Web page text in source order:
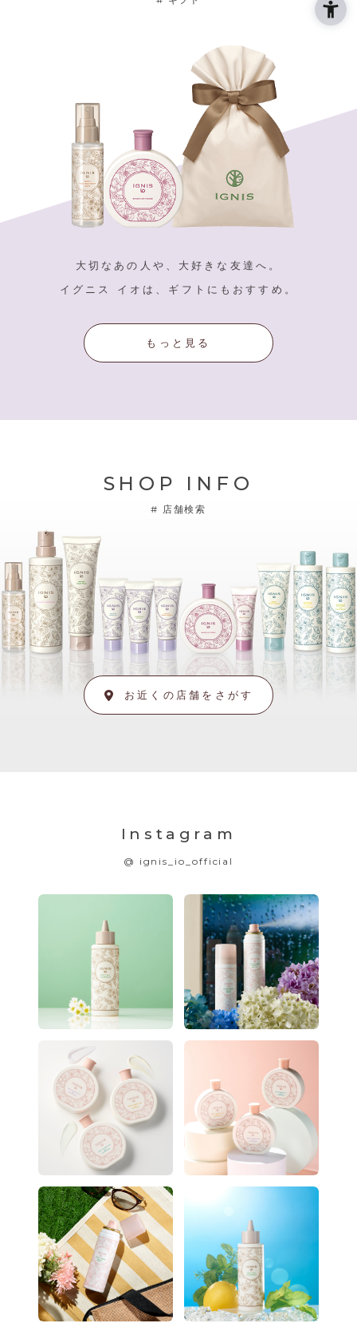
大切なあの人や、大好きな友達へ。
イグニス イオは、ギフトにもおすすめ。
もっと見る
SHOP INFO
# 店舗検索
お近くの店舗をさがす
Instagram
@ ignis_io_official